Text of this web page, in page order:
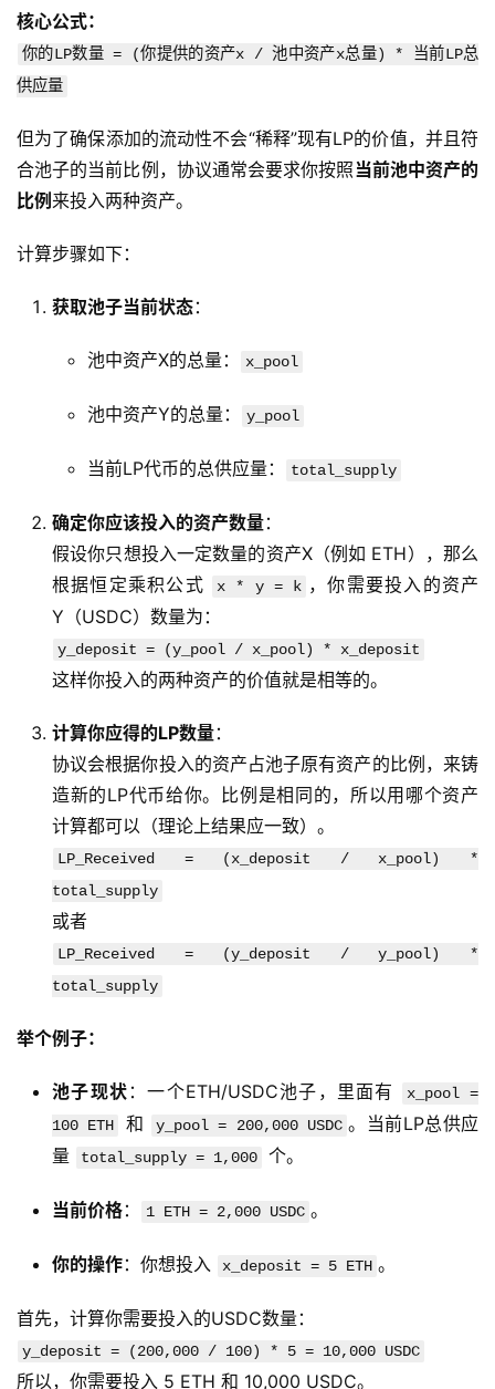
核心公式：
你的LP数量 = (你提供的资产x / 池中资产x总量) * 当前LP总
供应量
但为了确保添加的流动性不会“稀释”现有LP的价值，并且符
合池子的当前比例，协议通常会要求你按照当前池中资产的
比例来投入两种资产。
计算步骤如下：
获取池子当前状态：
池中资产X的总量： x_pool
池中资产Y的总量： y_pool
当前LP代币的总供应量： total_supply
确定你应该投入的资产数量：
假设你只想投入一定数量的资产X（例如 ETH），那么
根据恒定乘积公式
x * y = k ，你需要投入的资产
Y（USDC）数量为：
y_deposit = (y_pool / x_pool) * x_deposit
这样你投入的两种资产的价值就是相等的。
计算你应得的LP数量：
协议会根据你投入的资产占池子原有资产的比例，来铸
造新的LP代币给你。比例是相同的，所以用哪个资产
计算都可以（理论上结果应一致）。
LP_Received = (x_deposit / x_pool) *
total_supply
或者
LP_Received = (y_deposit / y_pool) *
total_supply
举个例子：
池子现状 ：一个ETH/USDC池子，里面有
x_pool =
100 ETH
和 y_pool = 200,000 USDC 。当前LP总供应
量
total_supply = 1,000 个。
当前价格： 1 ETH = 2,000 USDC 。
你的操作：你想投入 x_deposit = 5 ETH 。
首先，计算你需要投入的USDC数量：
y_deposit = (200,000 / 100) * 5 = 10,000 USDC
所以，你需要投入 5 ETH 和 10,000 USDC。